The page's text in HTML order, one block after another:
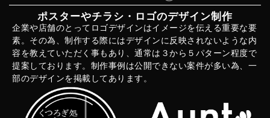
ポスターやチラシ・ロゴのデザイン制作
企業や店舗のとってロゴデザインはイメージを伝える重要な要
素。その為、制作する際にはデザインに反映されないような内
容を教えていただく事もあり、通常は３から５パターン程度で
提案しております。制作事例は公開できない案件が多い為、一
部のデザインを掲載してあります。